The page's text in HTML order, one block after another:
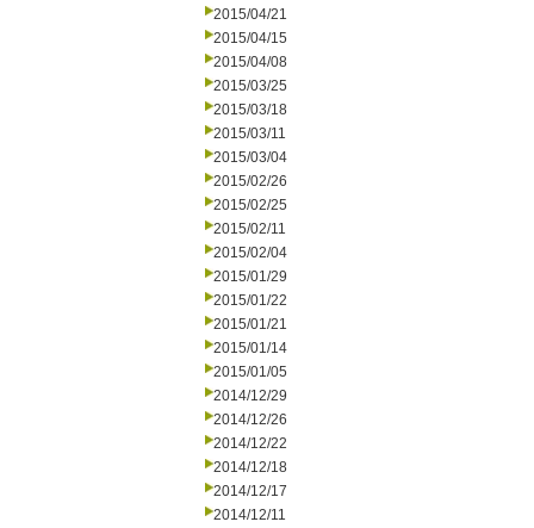
2015/04/21
2015/04/15
2015/04/08
2015/03/25
2015/03/18
2015/03/11
2015/03/04
2015/02/26
2015/02/25
2015/02/11
2015/02/04
2015/01/29
2015/01/22
2015/01/21
2015/01/14
2015/01/05
2014/12/29
2014/12/26
2014/12/22
2014/12/18
2014/12/17
2014/12/11